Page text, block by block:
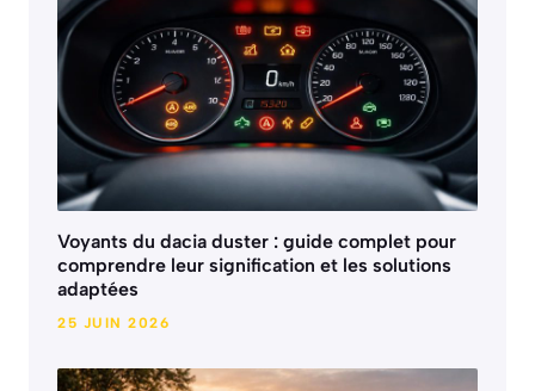
Voyants du dacia duster : guide complet pour
comprendre leur signification et les solutions
adaptées
25 JUIN 2026